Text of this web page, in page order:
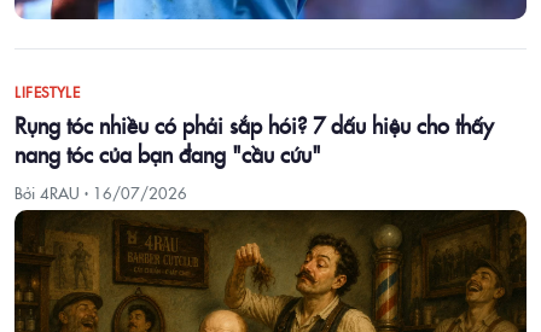
LIFESTYLE
Rụng tóc nhiều có phải sắp hói? 7 dấu hiệu cho thấy
nang tóc của bạn đang "cầu cứu"
Bởi 4RAU · 16/07/2026